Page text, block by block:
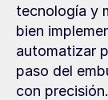
tecnología y
bien
automatizar
paso del
con